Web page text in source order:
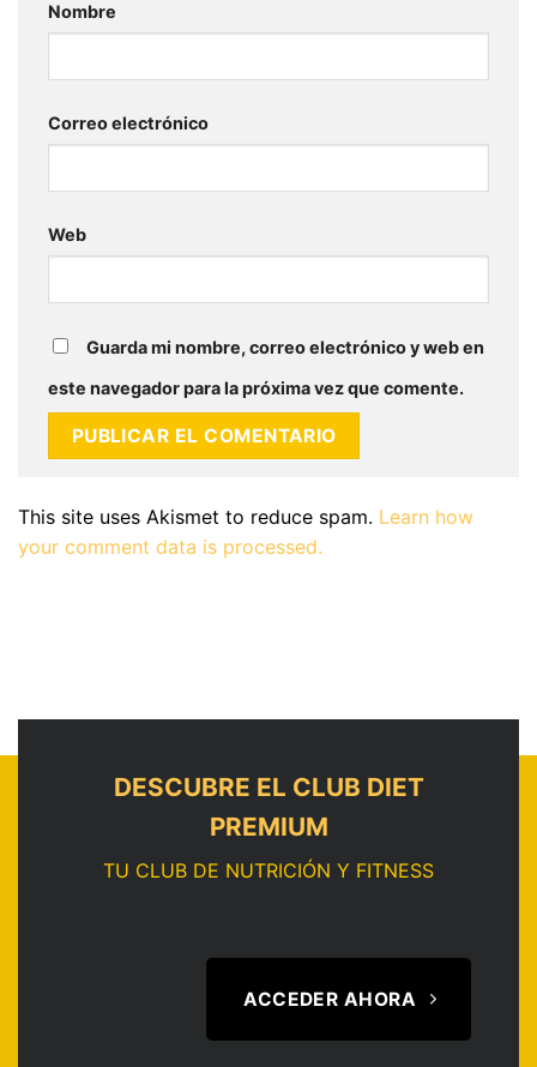
Nombre
Correo electrónico
Web
Guarda mi nombre, correo electrónico y web en
este navegador para la próxima vez que comente.
This site uses Akismet to reduce spam. Learn how
your comment data is processed.
DESCUBRE EL CLUB DIET
PREMIUM
TU CLUB DE NUTRICIÓN Y FITNESS
ACCEDER AHORA